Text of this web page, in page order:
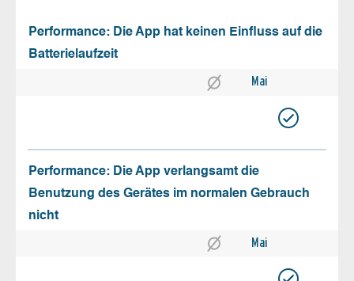
Performance: Die App hat keinen Einfluss auf die
Batterielaufzeit
Mai
Performance: Die App verlangsamt die
Benutzung des Gerätes im normalen Gebrauch
nicht
Mai